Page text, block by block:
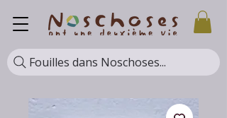
Fouilles dans Noschoses...